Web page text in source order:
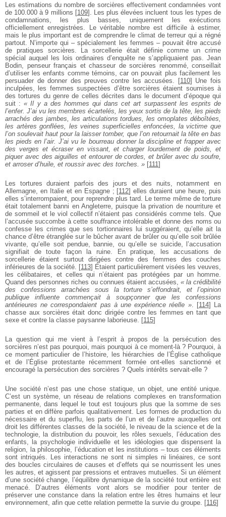
Les estimations du nombre de sorcières effectivement condamnées vont
de 100.000 à 9 millions [109]
. Les plus élevées incluent tous les types de
condamnations, les plus basses, uniquement les exécutions
officiellement enregistrées. Le véritable nombre est difficile à estimer,
mais le plus important est de comprendre le climat de terreur qui a régné
partout. N’importe qui – spécialement les femmes – pouvait être accusé
de pratiques sorcières. La sorcellerie était définie comme un crime
spécial auquel les lois ordinaires d’enquête ne s’appliquaient pas. Jean
Bodin, penseur français et chasseur de sorcières renommé, conseillait
d’utiliser les enfants comme témoins, car on pouvait plus facilement les
persuader de donner des preuves contre les accusées.
[110] Une fois
inculpées, les femmes suspectées d’être sorcières étaient soumises à
des tortures du genre de celles décrites dans le document d’époque qui
suit : « Il y a des hommes qui dans cet art surpassent les esprits de
l’enfer. J’ai vu les membres écartelés, les yeux sortis de la tête, les pieds
arrachés des jambes, les articulations tordues, les omoplates déboîtées,
les artères gonflées, les veines superficielles enfoncées, la victime que
l’on soulevait haut pour la laisser tomber, que l’on retournait la tête en bas
les pieds en l’air. J’ai vu le bourreau donner la discipline et frapper avec
des verges et écraser en vissant, et charger lourdement de poids, et
piquer avec des aiguilles et entourer de cordes, et brûler avec du soufre,
et arroser d’huile, et roussir avec des torches. » [111 ]
Les tortures duraient parfois des jours et des nuits, notamment en
Allemagne, en Italie et en Espagne ; [112] elles duraient une heure, puis
elles s’interrompaient, pour reprendre plus tard. Le terme même de torture
était totalement banni en Angleterre, puisque la privation de nourriture et
de sommeil et le viol collectif n’étaient pas considérés comme tels. Que
l’accusée succombe à cette souffrance intolérable et donne des noms ou
confesse les crimes que ses tortionnaires lui suggéraient, qu’elle ait la
chance d’être étranglée sur le bûcher avant de brûler ou qu’elle soit brûlée
vivante, qu’elle soit pendue, bannie, ou qu’elle se suicide, l’accusation
signifiait de toute façon la ruine. En pratique, les accusations de
sorcellerie étaient surtout dirigées contre des femmes des couches
inférieures de la société.
[113] Étaient particulièrement visées les veuves,
les célibataires, et celles qui n’étaient pas protégées par un homme.
Quand des personnes riches ou connues étaient accusées, « la crédibilité
des confessions arrachées sous la torture s’effondrait, et l’opinion
publique influente commençait à soupçonner que les confessions
antérieures ne correspondaient pas à une expérience réelle ». [114]
La
chasse aux sorcières était donc dirigée contre les femmes en tant que
sexe et contre la classe paysanne laborieuse.
[115]
La question qui me vient à l’esprit à propos de la persécution des
sorcières n’est pas pourquoi, mais pourquoi à ce moment-là ? Pourquoi, à
ce moment particulier de l’histoire, les hiérarchies de l’Église catholique
et de l’Église protestante récemment formée ont-elles sanctionné et
encouragé la persécution des sorcières ? Quels intérêts servait-elle ?
Une société n’est pas une chose statique, un objet, une entité unique.
C’est un système, un réseau de relations complexes en transformation
permanente, dans lequel le tout est toujours plus que la somme de ses
parties et en diffère parfois qualitativement. Les formes de production du
nécessaire et du superflu, les parts de l’un et de l’autre auxquelles ont
droit les différentes classes de la société, le niveau de la science et de la
technologie, la distribution du pouvoir, les rôles sexuels, l’éducation des
enfants, la psychologie individuelle et les idéologies que dispensent la
religion, la philosophie, l’éducation et les institutions – tous ces éléments
sont intriqués. Les interactions ne sont ni simples ni linéaires, ce sont
des boucles circulaires de causes et d’effets qui se nourrissent les unes
les autres, et agissent par pressions et entraves mutuelles. Si un élément
d’une société change, l’équilibre dynamique de la société tout entière est
menacé. D’autres éléments vont alors se modifier pour tenter de
préserver une constance dans la relation entre les êtres humains et leur
environnement, afin que cette relation permette la survie du groupe.
[116]